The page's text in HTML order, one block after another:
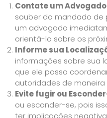
Contate um
souber do mandado
um advogado
orientá-lo sobre os
Informe sua
informações sobre sua
que ele possa
autoridades de
Evite fugir ou
ou esconder-se, pois